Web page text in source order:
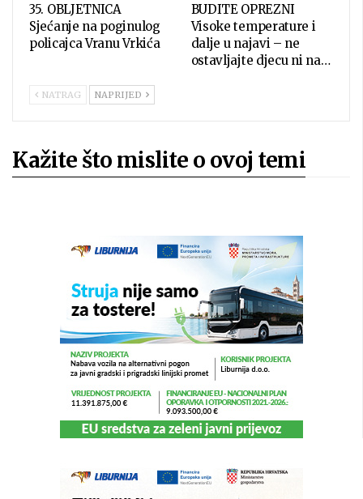
35. OBLJETNICA
Sjećanje na poginulog
policajca Vranu Vrkića
BUDITE OPREZNI
Visoke temperature i
dalje u najavi – ne
ostavljajte djecu ni na…
NATRAG NAPRIJED
Kažite što mislite o ovoj temi